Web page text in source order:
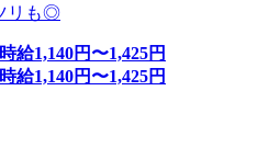
リも◎
時給1,140円〜1,425円
時給1,140円〜1,425円